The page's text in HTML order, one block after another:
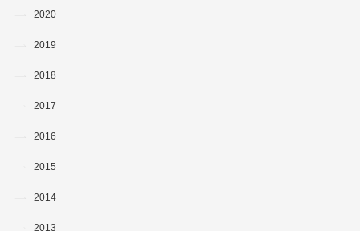
2020
2019
2018
2017
2016
2015
2014
2013